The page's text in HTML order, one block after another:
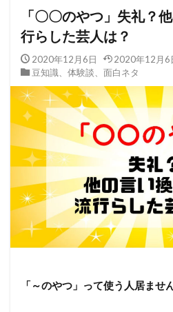
「〇〇のやつ」失礼？
行らした芸人は？
2020年12月6日
2020年12月6
豆知識、体験談、面白ネタ
「～のやつ」って使う人居ませ